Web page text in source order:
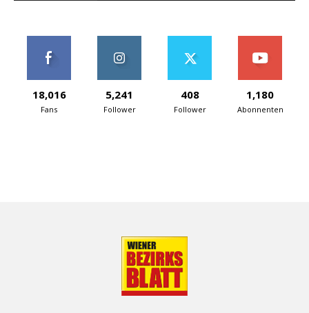
18,016
Fans
5,241
Follower
408
Follower
1,180
Abonnenten